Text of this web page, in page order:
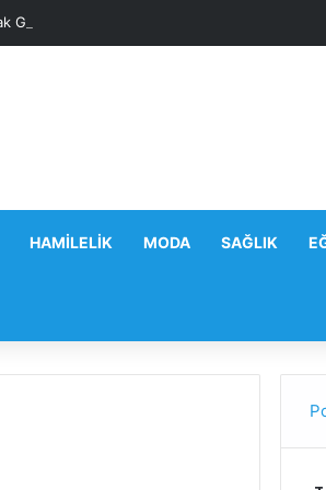
Günlük Stratejiler
HAMILELIK MODA SAĞLIK